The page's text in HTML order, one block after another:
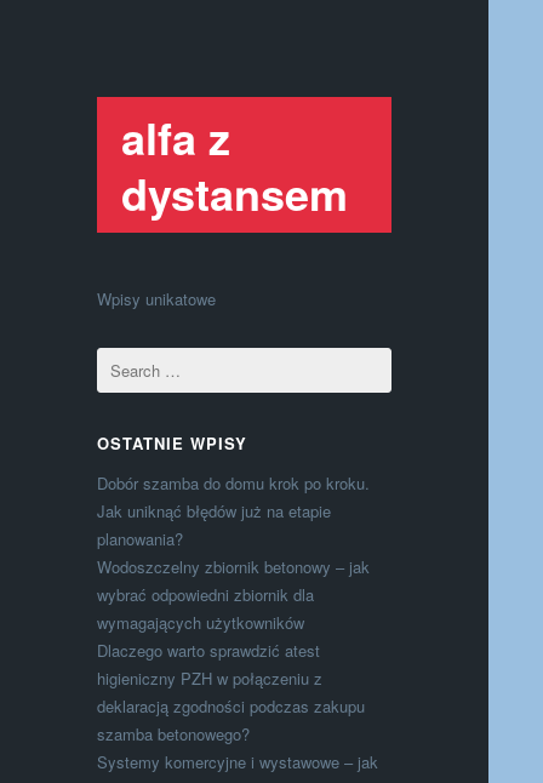
alfa z
dystansem
Wpisy unikatowe
OSTATNIE WPISY
Dobór szamba do domu krok po kroku.
Jak uniknąć błędów już na etapie
planowania?
Wodoszczelny zbiornik betonowy – jak
wybrać odpowiedni zbiornik dla
wymagających użytkowników
Dlaczego warto sprawdzić atest
higieniczny PZH w połączeniu z
deklaracją zgodności podczas zakupu
szamba betonowego?
Systemy komercyjne i wystawowe – jak